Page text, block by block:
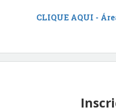
CLIQUE AQUI -